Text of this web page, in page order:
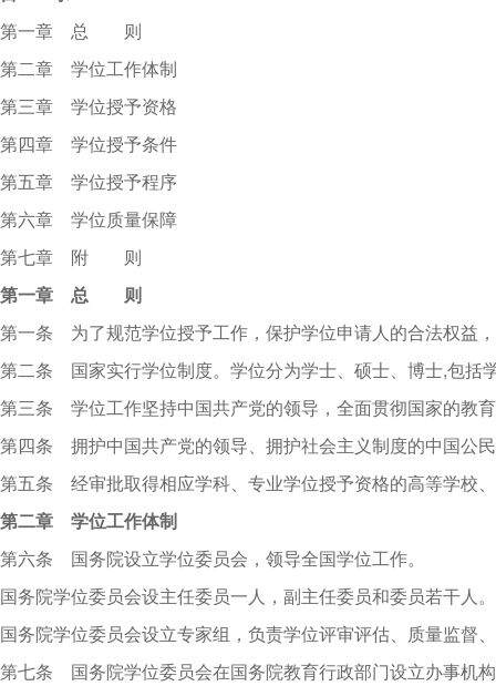
第一章 总 则
第二章 学位工作体制
第三章 学位授予资格
第四章 学位授予条件
第五章 学位授予程序
第六章 学位质量保障
第七章 附 则
第一章 总 则
第一条 为了规范学位授予工作，保护学位申请人的合法权益
第二条 国家实行学位制度。学位分为学士、硕士、博士,包括
第三条 学位工作坚持中国共产党的领导，全面贯彻国家的教
第四条 拥护中国共产党的领导、拥护社会主义制度的中国公
第五条 经审批取得相应学科、专业学位授予资格的高等学校
第二章 学位工作体制
第六条 国务院设立学位委员会，领导全国学位工作。
国务院学位委员会设主任委员一人，副主任委员和委员若干人
国务院学位委员会设立专家组，负责学位评审评估、质量监督
第七条 国务院学位委员会在国务院教育行政部门设立办事机